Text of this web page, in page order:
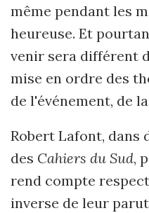
même pendant les
heureuse. Et
venir sera différent
mise en ordre des
de l'événement, de
Robert Lafont, dans
des Cahiers du Sud,
rend compte
inverse de leur